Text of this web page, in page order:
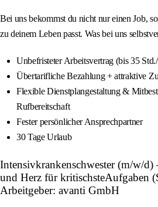
Bei uns bekommst du nicht nur einen Job,
zu deinem Leben passt. Was bei uns
Unbefristeter Arbeitsvertrag (bis 35
Übertarifliche Bezahlung + attraktive
Flexible Dienstplangestaltung &
Rufbereitschaft
Fester persönlicher Ansprechpartner
30 Tage Urlaub
Intensivkrankenschwester (m/w/
und Herz für kritischsteAufgaben
Arbeitgeber: avanti GmbH